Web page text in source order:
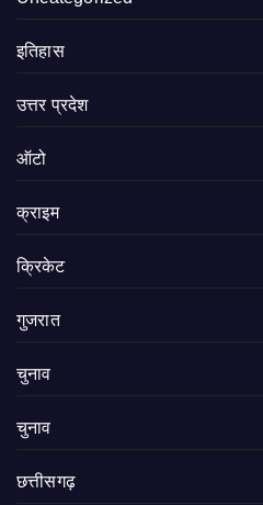
इतिहास
उत्तर प्रदेश
ऑटो
क्राइम
क्रिकेट
गुजरात
चुनाव
चुनाव
छत्तीसगढ़